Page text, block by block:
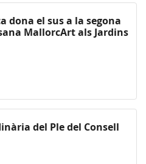
dona el sus a la segona
MallorcArt als Jardins
del Ple del Consell